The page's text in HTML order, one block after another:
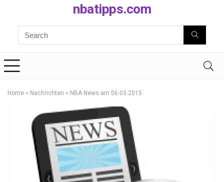
nbatipps.com
Home » Nachrichten » NBA News am 06.03.2015